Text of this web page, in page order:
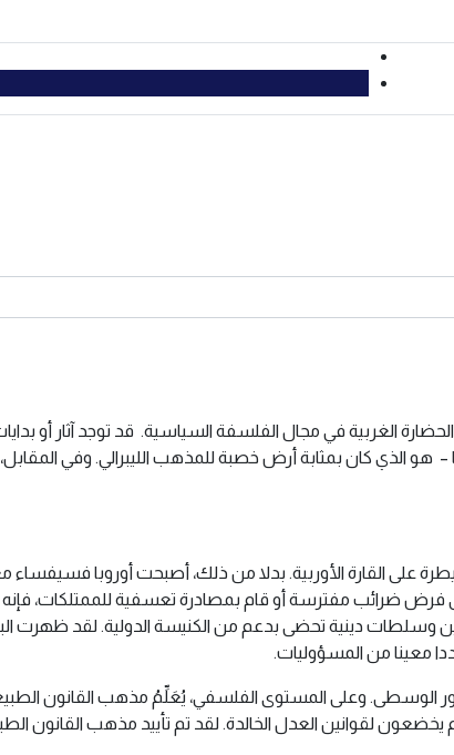
الغربية في مجال الفلسفة السياسية. قد توجد آثار أو بدايات
– هو الذي كان بمثابة أرض خصبة للمذهب الليبرالي. وفي
على القارة الأوربية. بدلا من ذلك، أصبحت أوروبا
ضرائب مفترسة أو قام بمصادرة تعسفية للممتلكات، فإنه
وسلطات دينية تحضى بدعم من الكنيسة الدولية. لقد ظهرت
معينا من المسؤوليات.
الوسطى. وعلى المستوى الفلسفي، يُعَلِّمُ مذهب القانون
يخضعون لقوانين العدل الخالدة. لقد تم تأييد مذهب القانون